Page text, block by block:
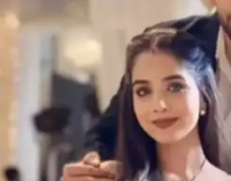
और अंशुल पांडे को एक दूजे से